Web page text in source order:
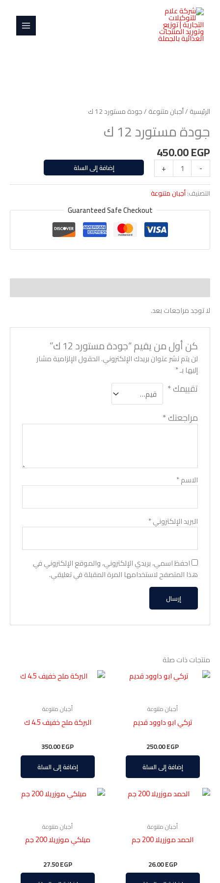
المحتوى
MENU
الرئيسية /أجبان متنوعة / جودة مستورد 12 ك
جودة مستورد 12 ك
450.00EGP
-
مستورد
12
ك
+ إضافة إلى السلة
التصنيف:أجبان متنوعة
Guaranteed Safe Checkout
لا توجد مراجعات بعد.
كن أول من يقيم “جودة مستورد 12 ك”
لن يتم نشر عنوان بريدك الإلكتروني.الحقول الإلزامية مشار
إليها بـ*
تقييمك*
مراجعتك*
الاسم*
البريد الإلكتروني*
احفظ اسمي، بريدي الإلكتروني، والموقع الإلكتروني في
هذا المتصفح لاستخدامها المرة المقبلة في تعليقي.
منتجات ذات صلة
أجبان متنوعة
تركي ابو داوود قديم
250.00EGP
إضافة إلى السلة
أجبان متنوعة
البركة ملح خفيف 4.5 ك
350.00EGP
إضافة إلى السلة
أجبان متنوعة
الحمد موزريلا 200 جم
26.00EGP
أجبان متنوعة
ميلكي موزريلا 200 جم
27.50EGP
12